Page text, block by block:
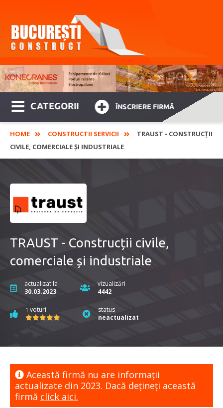
CATEGORII ÎNSCRIERE FIRMĂ
HOME CONSTRUCTII SERVICII
TRAUST - CONSTRUCȚII
CIVILE, COMERCIALE ȘI INDUSTRIALE
TRAUST - Construcții civile,
comerciale și industriale
actualizat la
30.03.2023
vizualizări
4442
1 voturi
status
neactualizat
Această firmă nu are informaţii
actualizate din 2023. Dacă dețineți această
firmă click aici.